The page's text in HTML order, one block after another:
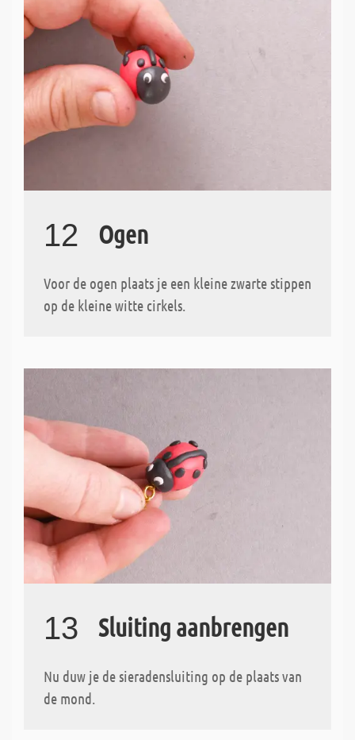
12 Ogen
Voor de ogen plaats je een kleine zwarte stippen
op de kleine witte cirkels.
13 Sluiting aanbrengen
Nu duw je de sieradensluiting op de plaats van
de mond.